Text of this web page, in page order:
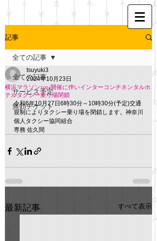
記事
全ての記事
サービス予定
無効チケット
全ての記事
横浜マラソン2024開催に伴いインターコンチネンタルホ
テルタクシー乗り場閉鎖
tsuyuki3
2024年10月23日
令和6年10月27日6時30分～10時30分(予定)交通
規制によりタクシー乗り場を閉鎖します。神奈川
個人タクシー協同組合
専務 佐久間
最新記事 すべて表示